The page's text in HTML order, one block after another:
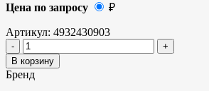
Цена по запросу ₽
Артикул: 4932430903
В корзину
Бренд